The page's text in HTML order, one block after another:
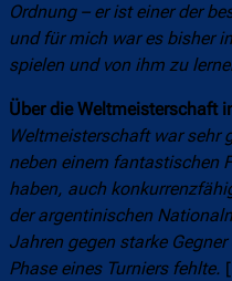
Ordnung – er ist einer der
und für mich war es bisher
spielen und von ihm zu
Über die Weltmeisterschaft
Weltmeisterschaft war sehr
neben einem fantastischen
haben, auch
der argentinischen
Jahren gegen starke
Phase eines Turniers fehlte.